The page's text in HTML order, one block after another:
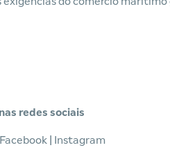
redes sociais
Facebook Instagram